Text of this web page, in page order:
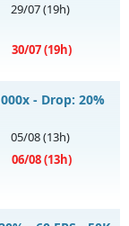
29/07(19h)
30/07(19h)
ngày
- Drop: 20%
05/08(13h)
06/08(13h)